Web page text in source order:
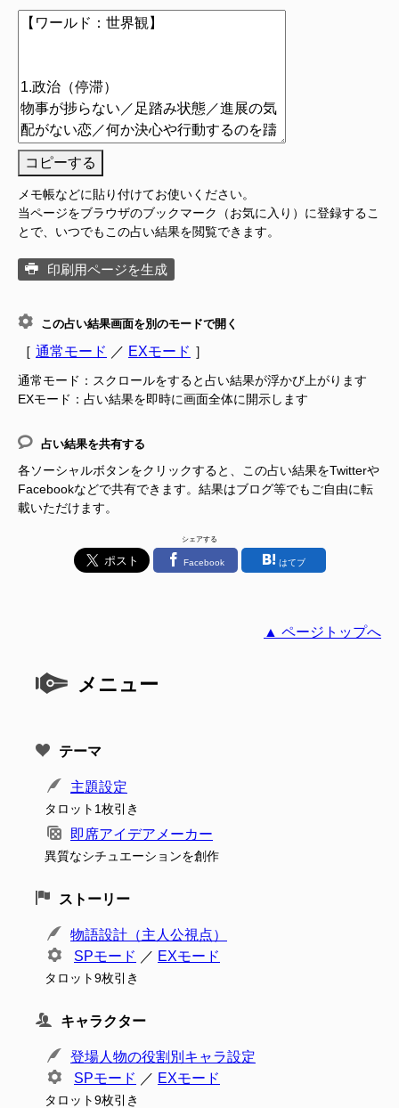
コピーする
メモ帳などに貼り付けてお使いください。
当ページをブラウザのブックマーク（お気に入り）に登録するこ
とで、いつでもこの占い結果を閲覧できます。
印刷用ページを生成
この占い結果画面を別のモードで開く
［ 通常モード ／ EXモード ］
通常モード：スクロールをすると占い結果が浮かび上がります
EXモード：占い結果を即時に画面全体に開示します
占い結果を共有する
各ソーシャルボタンをクリックすると、この占い結果をTwitterや
Facebookなどで共有できます。結果はブログ等でもご自由に転
載いただけます。
シェアする
Facebook はてブ
▲ ページトップへ
メニュー
テーマ
主題設定
タロット1枚引き
即席アイデアメーカー
異質なシチュエーションを創作
ストーリー
物語設計（主人公視点）
SPモード ／ EXモード
タロット9枚引き
キャラクター
登場人物の役割別キャラ設定
SPモード ／ EXモード
タロット9枚引き